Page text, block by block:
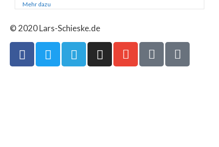
Mehr dazu
© 2020 Lars-Schieske.de